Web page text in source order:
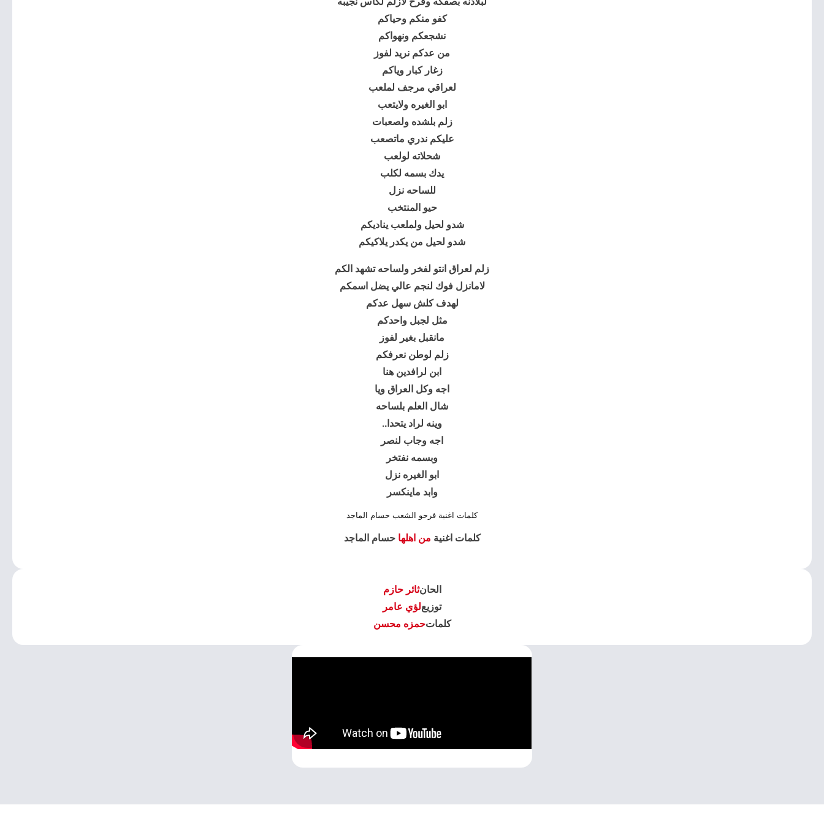
كفو منكم وحياكم
نشجعكم ونهواكم
من عدكم نريد لفوز
زغار كبار وياكم
لعراقي مرجف لملعب
ابو الغيره ولايتعب
زلم بلشده ولصعبات
عليكم ندري ماتصعب
شحلاته لولعب
يدك بسمه لكلب
للساحه نزل
حيو المنتخب
شدو لحيل ولملعب يناديكم
شدو لحيل من يكدر يلاكيكم
زلم لعراق انتو لفخر ولساحه تشهد الكم
لامانزل فوك لنجم عالي يضل اسمكم
لهدف كلش سهل عدكم
مثل لجبل واحدكم
مانقبل بغير لفوز
زلم لوطن نعرفكم
ابن لرافدين هنا
اجه وكل العراق ويا
شال العلم بلساحه
وينه لراد يتحدا..
اجه وجاب لنصر
وبسمه نفتخر
ابو الغيره نزل
وابد ماينكسر
كلمات اغنية فرحو الشعب حسام الماجد
كلمات اغنية من اهلها حسام الماجد
الحانثائر حازم
توزيعلؤي عامر
كلماتحمزه محسن